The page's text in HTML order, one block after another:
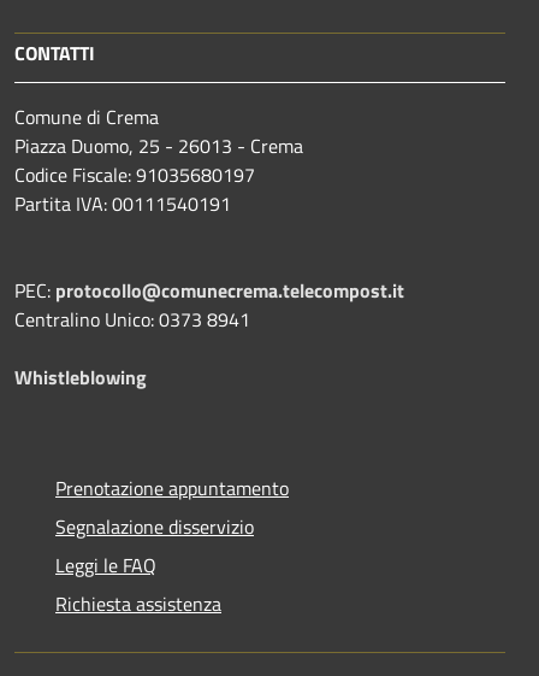
CONTATTI
Comune di Crema
Piazza Duomo, 25 - 26013 - Crema
Codice Fiscale: 91035680197
Partita IVA: 00111540191
PEC: protocollo@comunecrema.telecompost.it
Centralino Unico: 0373 8941
Whistleblowing
Prenotazione appuntamento
Segnalazione disservizio
Leggi le FAQ
Richiesta assistenza